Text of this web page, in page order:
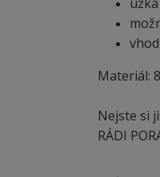
Materiál:
Nejste si
RÁDI